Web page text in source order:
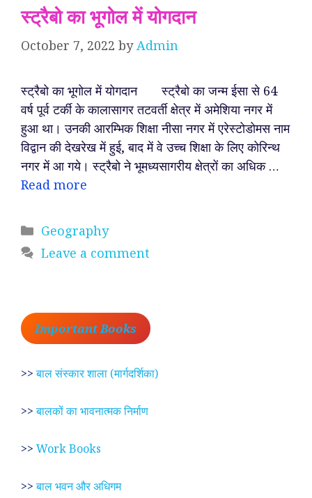
स्ट्रैबो का भूगोल में योगदान
October 7, 2022 byAdmin
स्ट्रैबो का भूगोल में योगदान स्ट्रैबो का जन्म ईसा से 64
वर्ष पूर्व टर्की के कालासागर तटवर्ती क्षेत्र में अमेशिया नगर में
हुआ था। उनकी आरम्भिक शिक्षा नीसा नगर में एरेस्टोडोमस नाम
विद्वान की देखरेख में हुई, बाद में वे उच्च शिक्षा के लिए कोरिन्थ
नगर में आ गये। स्ट्रैबो ने भूमध्यसागरीय क्षेत्रों का अधिक …
Read more
Categories
Geography
Leave a comment
Important Books
>>बाल संस्कार शाला (मार्गदर्शिका)
>>बालकों का भावनात्मक निर्माण
>> Work Books
>>बाल भवन और अधिगम